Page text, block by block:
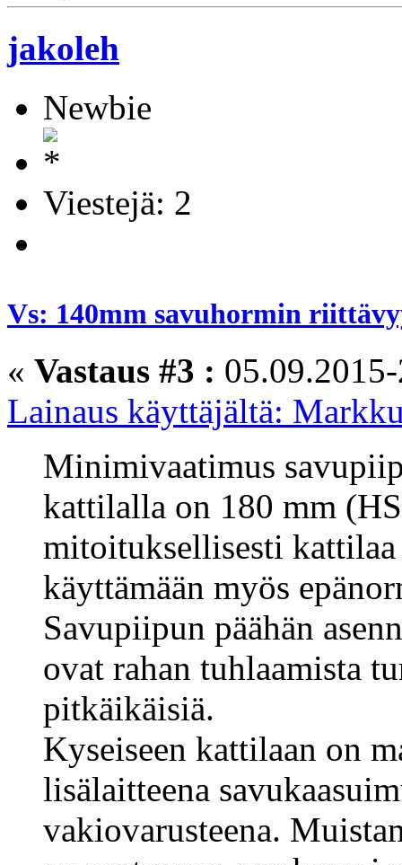
jakoleh
Newbie
Viestejä: 2
Vs: 140mm savuhormin
« Vastaus #3 :
Lainaus käyttäjältä:
Minimivaatimus
kattilalla on 180 mm
mitoituksellisesti
käyttämään myös
Savupiipun päähän
ovat rahan tuhlaamista
pitkäikäisiä.
Kyseiseen kattilaan on
lisälaitteena
vakiovarusteena.